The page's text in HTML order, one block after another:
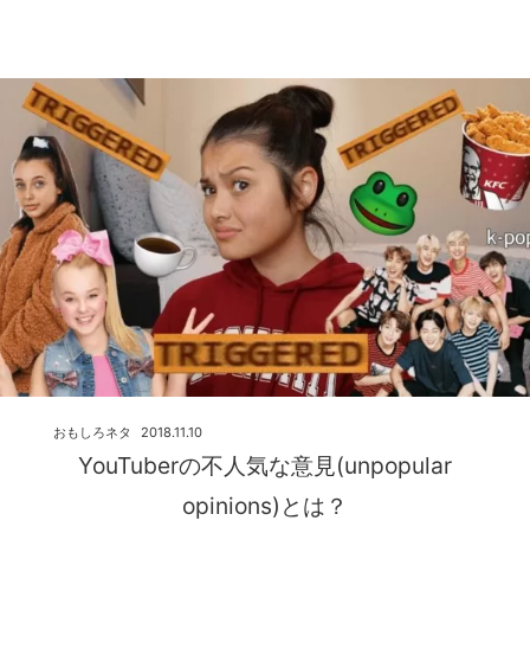
YouTuberの不人気な意見(unpopular
opinions)とは？
2018.11.10
おもしろネタ